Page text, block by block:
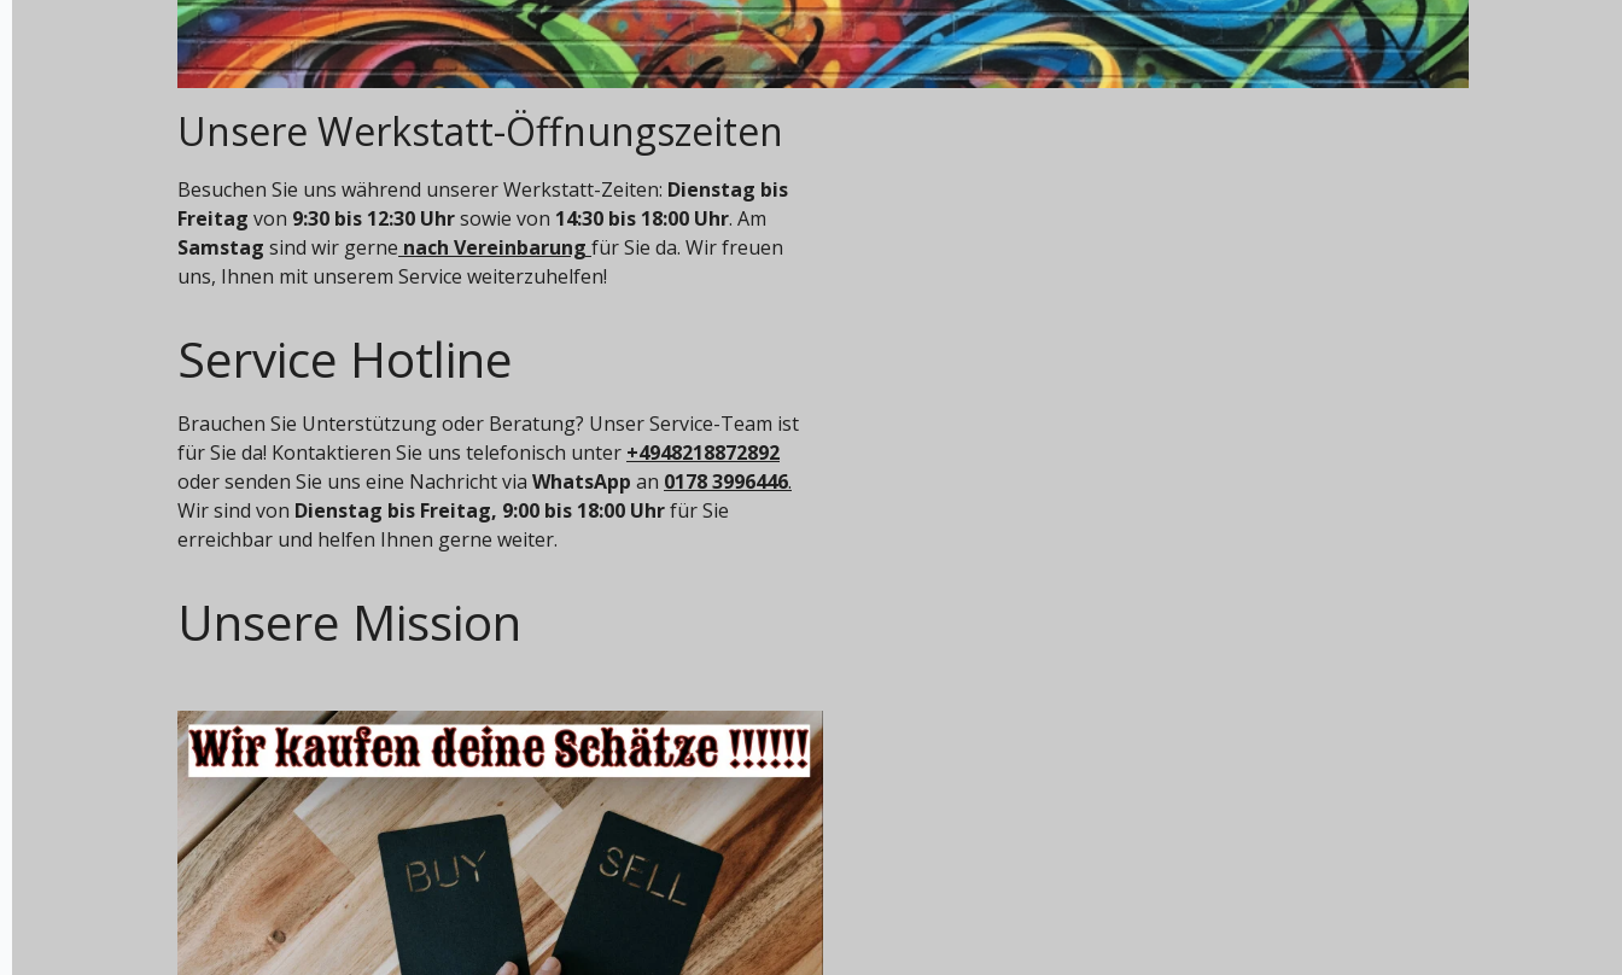
Unsere Werkstatt-Öffnungszeiten
Besuchen Sie uns während unserer Werkstatt-Zeiten: Dienstag bis
Freitag von 9:30 bis 12:30 Uhrsowie von 14:30 bis 18:00 Uhr. Am
Samstag sind wir gerne nach Vereinbarung für Sie da. Wir freuen
uns, Ihnen mit unserem Service weiterzuhelfen!
Service Hotline
Brauchen Sie Unterstützung oder Beratung? Unser Service-Team ist
für Sie da! Kontaktieren Sie uns telefonisch unter +4948218872892
oder senden Sie uns eine Nachricht via WhatsApp an 0178 3996446.
Wir sind von Dienstag bis Freitag, 9:00 bis 18:00 Uhrfür Sie
erreichbar und helfen Ihnen gerne weiter.
Unsere Mission